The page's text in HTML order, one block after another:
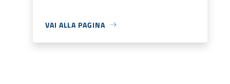
VAI ALLA PAGINA